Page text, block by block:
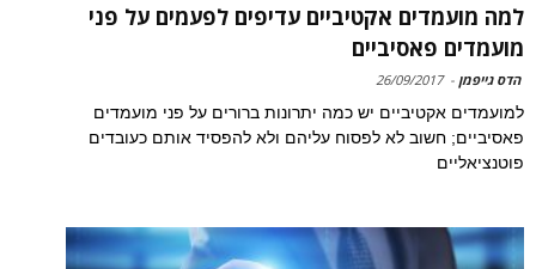
למה מועמדים אקטיביים עדיפים לפעמים על פני
מועמדים פאסיביים
הדס גייפמן -
26/09/2017
למועמדים אקטיביים יש כמה יתרונות ברורים על פני מועמדים
פאסיביים; חשוב לא לפסוח עליהם ולא להפסיד אותם כעובדים
פוטנציאליים